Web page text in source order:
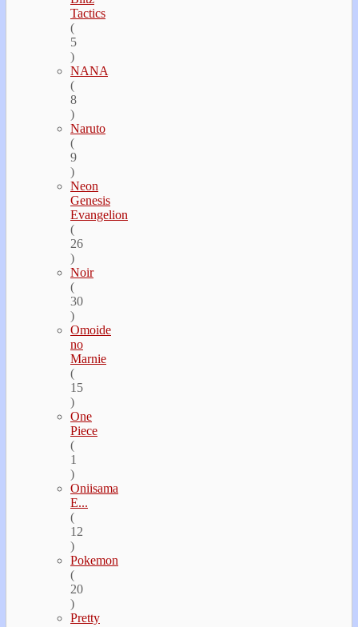
Tactics
(
5
)
NANA
(
8
)
Naruto
(
9
)
Neon
Genesis
Evangelion
(
26
)
Noir
(
30
)
Omoide
no
Marnie
(
15
)
One
Piece
(
1
)
Oniisama
E...
(
12
)
Pokemon
(
20
)
Pretty